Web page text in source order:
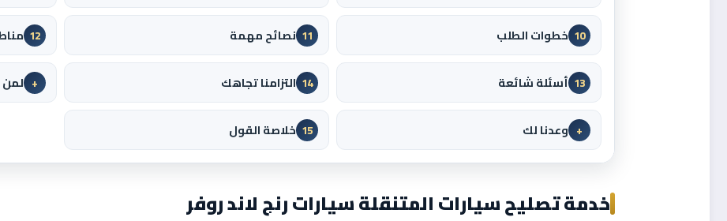
10 خطوات الطلب 11 نصائح مهمة 12
13 أسئلة شائعة 14 التزامنا تجاهك +
+ وعدنا لك 15 خلاصة القول
خدمة تصليح سيارات المتنقلة سيارات رنج لاند روفر